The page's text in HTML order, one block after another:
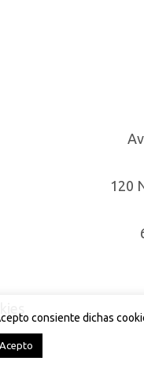
120
consiente dichas
Acepto